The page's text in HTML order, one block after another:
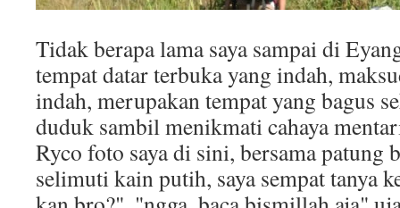
Tidak berapa lama saya sampai di
tempat datar terbuka yang indah,
indah, merupakan tempat yang bagus
duduk sambil menikmati cahaya
Ryco foto saya di sini, bersama patung
selimuti kain putih, saya sempat tanya